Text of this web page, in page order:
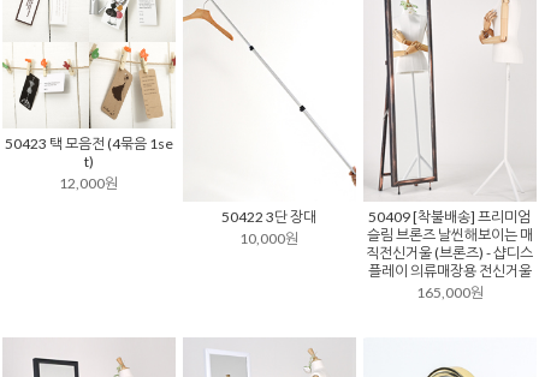
50423 택 모음전 (4묶음 1se
t)
12,000원
50422 3단 장대
10,000원
50409 [착불배송] 프리미엄
슬림 브론즈 날씬해보이는 매
직전신거울 (브론즈) - 샵디스
플레이 의류매장용 전신거울
165,000원